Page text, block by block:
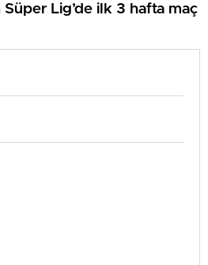
Süper Lig’de ilk 3 hafta maç